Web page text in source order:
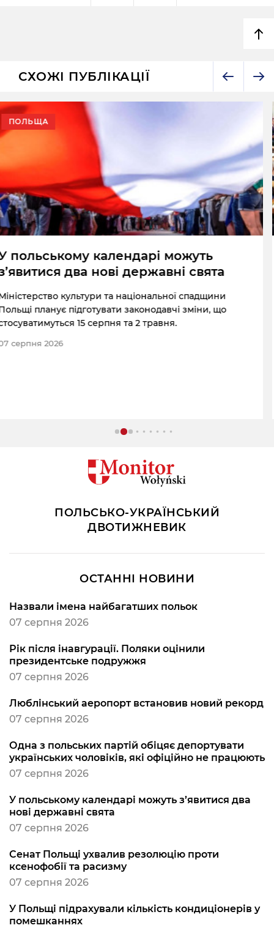
СХОЖІ ПУБЛІКАЦІЇ
ПОЛЬЩА
Сенат Польщі ухвалив резолюцію
проти ксенофобії та расизму
Сенат Польщі одноголосно ухвалив резолюцію про
протидію проявам ворожнечі, у якій засудив
ксенофобію, расизм, мову ненависті та насильство.
07 серпня 2026
ПОЛЬСЬКО-УКРАЇНСЬКИЙ
ДВОТИЖНЕВИК
ОСТАННІ НОВИНИ
Назвали імена найбагатших польок
07 серпня 2026
Рік після інавгурації. Поляки оцінили
президентське подружжя
07 серпня 2026
Люблінський аеропорт встановив новий рекорд
07 серпня 2026
Одна з польських партій обіцяє депортувати
українських чоловіків, які офіційно не працюють
07 серпня 2026
У польському календарі можуть з’явитися два
нові державні свята
07 серпня 2026
Сенат Польщі ухвалив резолюцію проти
ксенофобії та расизму
07 серпня 2026
У Польщі підрахували кількість кондиціонерів у
помешканнях